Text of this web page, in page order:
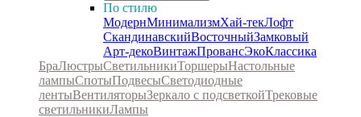
По стилю
МодернМинимализмХай-текЛофт
СкандинавскийВосточныйЗамковый
Арт-декоВинтажПровансЭкоКлассика
БраЛюстрыСветильникиТоршерыНастольные
лампыСпотыПодвесыСветодиодные
лентыВентиляторыЗеркало с подсветкойТрековые
светильникиЛампы